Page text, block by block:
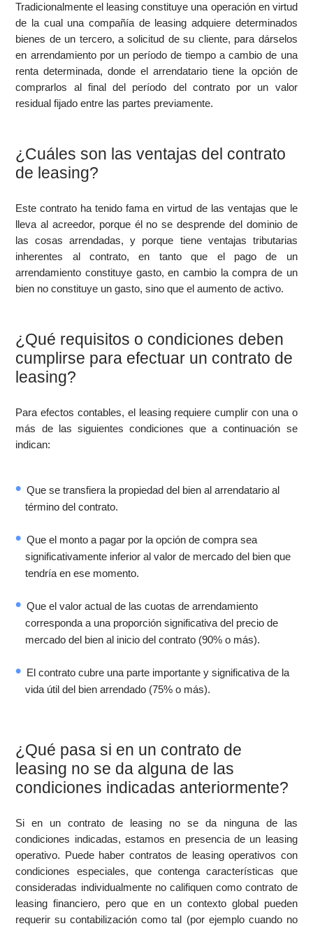
Tradicionalmente el leasing constituye una operación en virtud
de la cual una compañía de leasing adquiere determinados
bienes de un tercero, a solicitud de su cliente, para dárselos
en arrendamiento por un período de tiempo a cambio de una
renta determinada, donde el arrendatario tiene la opción de
comprarlos al final del período del contrato por un valor
residual fijado entre las partes previamente.
¿Cuáles son las ventajas del contrato
de leasing?
Este contrato ha tenido fama en virtud de las ventajas que le
lleva al acreedor, porque él no se desprende del dominio de
las cosas arrendadas, y porque tiene ventajas tributarias
inherentes al contrato, en tanto que el pago de un
arrendamiento constituye gasto, en cambio la compra de un
bien no constituye un gasto, sino que el aumento de activo.
¿Qué requisitos o condiciones deben
cumplirse para efectuar un contrato de
leasing?
Para efectos contables, el leasing requiere cumplir con una o
más de las siguientes condiciones que a continuación se
indican:
Que se transfiera la propiedad del bien al arrendatario al
término del contrato.
Que el monto a pagar por la opción de compra sea
significativamente inferior al valor de mercado del bien que
tendría en ese momento.
Que el valor actual de las cuotas de arrendamiento
corresponda a una proporción significativa del precio de
mercado del bien al inicio del contrato (90% o más).
El contrato cubre una parte importante y significativa de la
vida útil del bien arrendado (75% o más).
¿Qué pasa si en un contrato de
leasing no se da alguna de las
condiciones indicadas anteriormente?
Si en un contrato de leasing no se da ninguna de las
condiciones indicadas, estamos en presencia de un leasing
operativo. Puede haber contratos de leasing operativos con
condiciones especiales, que contenga características que
consideradas individualmente no califiquen como contrato de
leasing financiero, pero que en un contexto global pueden
requerir su contabilización como tal (por ejemplo cuando no